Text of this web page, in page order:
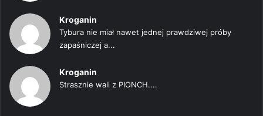
Kroganin
Tybura nie miał nawet jednej prawdziwej próby
zapaśniczej a...
Kroganin
Strasznie wali z PIONCH....